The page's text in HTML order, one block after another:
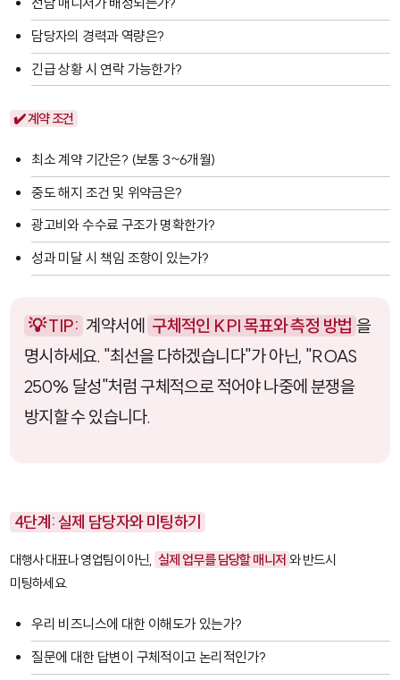
전담 매니저가 배정되는가?
담당자의 경력과 역량은?
긴급 상황 시 연락 가능한가?
✔️ 계약 조건
최소 계약 기간은? (보통 3~6개월)
중도 해지 조건 및 위약금은?
광고비와 수수료 구조가 명확한가?
성과 미달 시 책임 조항이 있는가?
💡 TIP: 계약서에 구체적인 KPI 목표와 측정 방법 을
명시하세요. "최선을 다하겠습니다"가 아닌, "ROAS
250% 달성"처럼 구체적으로 적어야 나중에 분쟁을
방지할 수 있습니다.
4단계: 실제 담당자와 미팅하기
대행사 대표나 영업팀이 아닌, 실제 업무를 담당할 매니저 와 반드시
미팅하세요.
우리 비즈니스에 대한 이해도가 있는가?
질문에 대한 답변이 구체적이고 논리적인가?